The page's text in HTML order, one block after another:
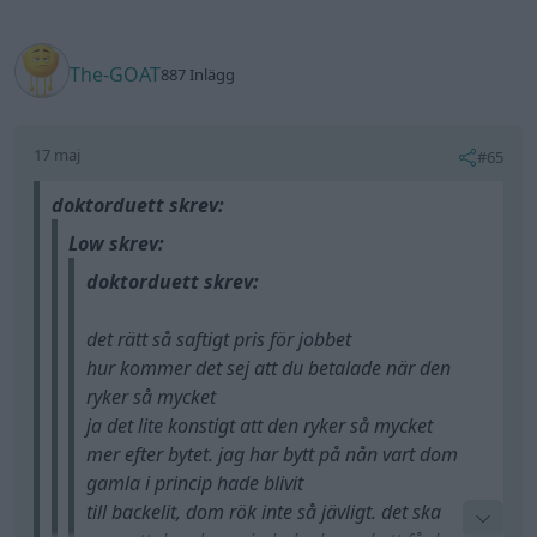
The-GOAT887 Inlägg
17 maj #65
doktorduett skrev:
Low skrev:
doktorduett skrev:
det rätt så saftigt pris för jobbet
hur kommer det sej att du betalade när den
ryker så mycket
ja det lite konstigt att den ryker så mycket
mer efter bytet. jag har bytt på nån vart dom
gamla i princip hade blivit
till backelit, dom rök inte så jävligt. det ska